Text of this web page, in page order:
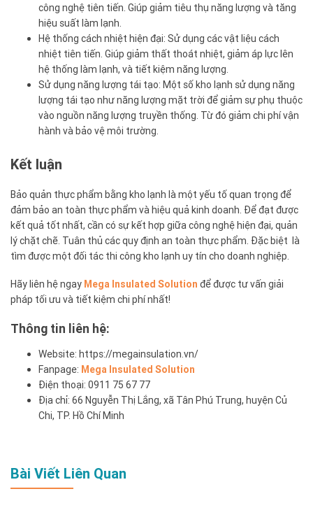
công nghệ tiên tiến. Giúp giảm tiêu thụ năng lượng và tăng
hiệu suất làm lạnh.
Hệ thống cách nhiệt hiện đại: Sử dụng các vật liệu cách
nhiệt tiên tiến. Giúp giảm thất thoát nhiệt, giảm áp lực lên
hệ thống làm lạnh, và tiết kiệm năng lượng.
Sử dụng năng lượng tái tạo: Một số kho lạnh sử dụng năng
lượng tái tạo như năng lượng mặt trời để giảm sự phụ thuộc
vào nguồn năng lượng truyền thống. Từ đó giảm chi phí vận
hành và bảo vệ môi trường.
Kết luận
Bảo quản thực phẩm bằng kho lạnh là một yếu tố quan trọng để
đảm bảo an toàn thực phẩm và hiệu quả kinh doanh. Để đạt được
kết quả tốt nhất, cần có sự kết hợp giữa công nghệ hiện đại, quản
lý chặt chẽ. Tuân thủ các quy định an toàn thực phẩm. Đặc biệt là
tìm được một đối tác thi công kho lạnh uy tín cho doanh nghiệp.
Hãy liên hệ ngay Mega Insulated Solution để được tư vấn giải
pháp tối ưu và tiết kiệm chi phí nhất!
Thông tin liên hệ:
Website: https://megainsulation.vn/
Fanpage: Mega Insulated Solution
Điện thoại: 0911 75 67 77
Địa chỉ: 66 Nguyễn Thị Lắng, xã Tân Phú Trung, huyện Củ
Chi, TP. Hồ Chí Minh
Bài Viết Liên Quan